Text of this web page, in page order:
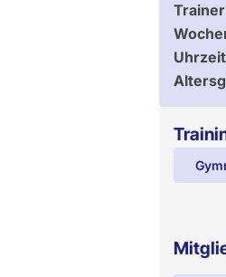
Uhrzeit